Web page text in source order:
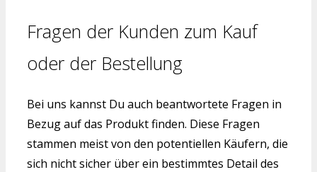
Fragen der Kunden zum Kauf
oder der Bestellung
Bei uns kannst Du auch beantwortete Fragen in
Bezug auf das Produkt finden. Diese Fragen
stammen meist von den potentiellen Käufern, die
sich nicht sicher über ein bestimmtes Detail des